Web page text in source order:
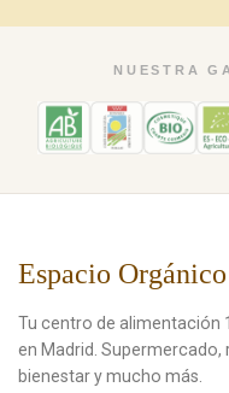
NUESTRA
Espacio Orgánico
Tu centro de alimentación
en Madrid. Supermercado,
bienestar y mucho más.